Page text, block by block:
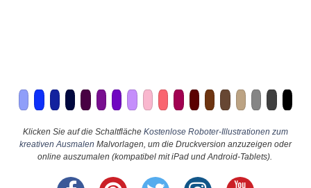
Klicken Sie auf die Schaltfläche Kostenlose Roboter-Illustrationen zum
kreativen Ausmalen Malvorlagen, um die Druckversion anzuzeigen oder
online auszumalen (kompatibel mit iPad und Android-Tablets).